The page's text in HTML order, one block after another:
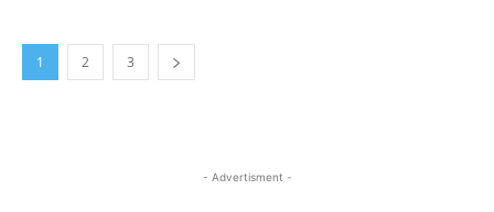
1 2 3
- Advertisment -